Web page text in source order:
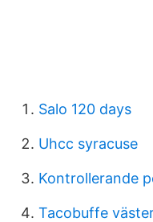
Salo 120 days
Uhcc syracuse
Kontrollerande
Tacobuffe